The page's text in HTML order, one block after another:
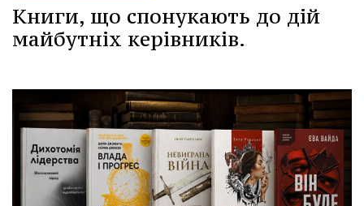
Книги, що спонукають до дій
майбутніх керівників.